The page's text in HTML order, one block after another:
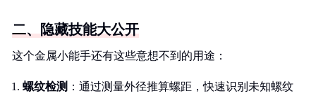
二、隐藏技能大公开
这个金属小能手还有这些意想不到的用途：
螺纹检测 ：通过测量外径推算螺距，快速识别未知螺纹